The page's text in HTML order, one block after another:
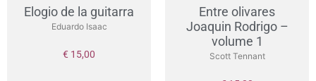
Elogio de la guitarra
Eduardo Isaac
€ 15,00
Entre olivares
Joaquin Rodrigo –
volume 1
Scott Tennant